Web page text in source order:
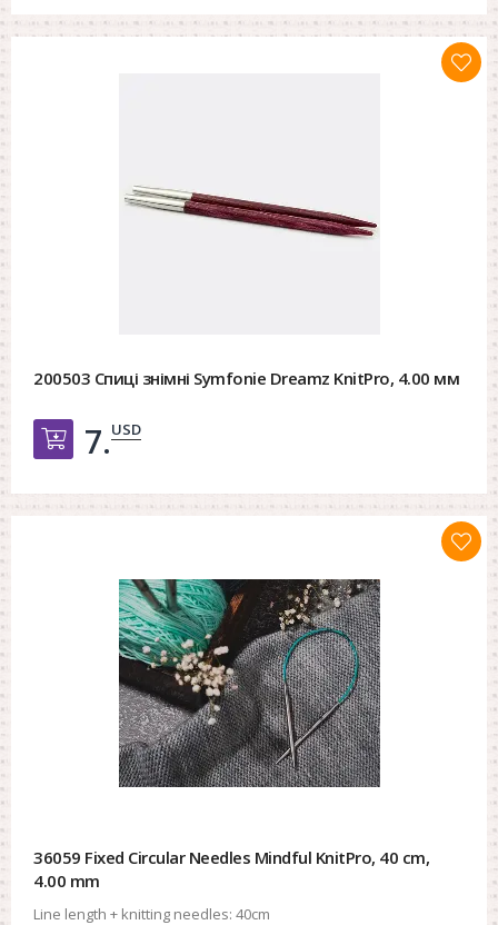
200503 Спиці знімні Symfonie Dreamz KnitPro, 4.00 мм
Добавить в корзину
7.USD
36059 Fixed Circular Needles Mindful KnitPro, 40 cm,
4.00 mm
Line length + knitting needles: 40cm